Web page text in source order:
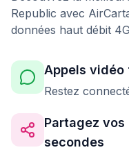
Republic avec
données haut débit
Appels vidéo
Restez
Partagez
secondes